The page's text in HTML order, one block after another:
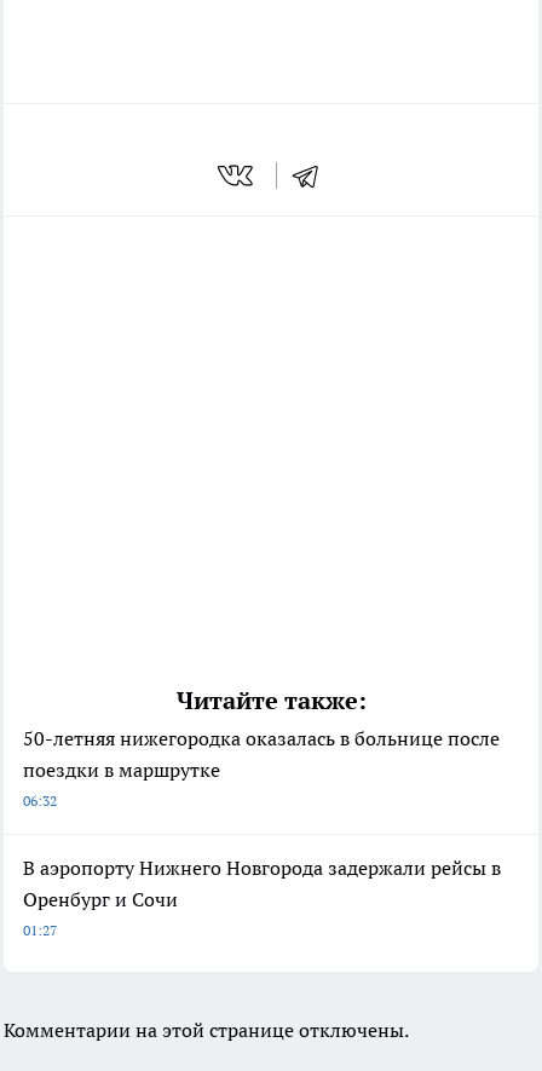
Читайте также:
50-летняя нижегородка оказалась в больнице после
поездки в маршрутке
06:32
В аэропорту Нижнего Новгорода задержали рейсы в
Оренбург и Сочи
01:27
Комментарии на этой странице отключены.